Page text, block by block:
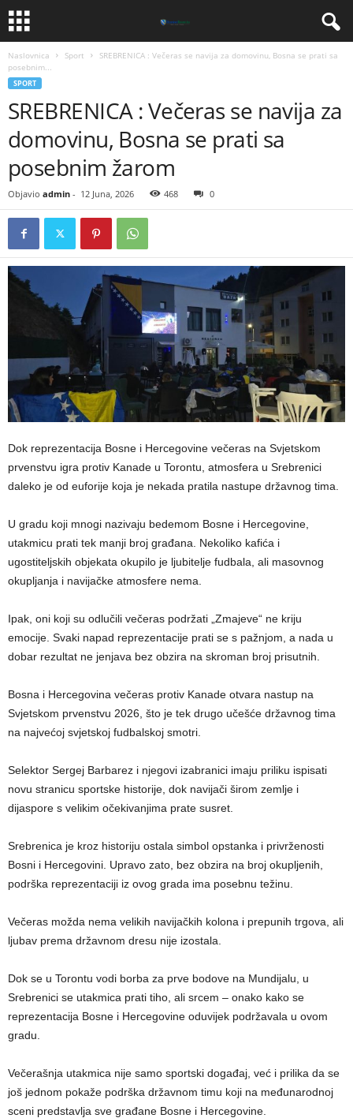
Naslovnica Sport
SREBRENICA : Večeras se navija za domovinu, Bosna se prati sa
posebnim...
SPORT
SREBRENICA : Večeras se navija za
domovinu, Bosna se prati sa
posebnim žarom
Objavio admin - 12 Juna, 2026 468 0
Dok reprezentacija Bosne i Hercegovine večeras na Svjetskom
prvenstvu igra protiv Kanade u Torontu, atmosfera u Srebrenici
daleko je od euforije koja je nekada pratila nastupe državnog tima.
U gradu koji mnogi nazivaju bedemom Bosne i Hercegovine,
utakmicu prati tek manji broj građana. Nekoliko kafića i
ugostiteljskih objekata okupilo je ljubitelje fudbala, ali masovnog
okupljanja i navijačke atmosfere nema.
Ipak, oni koji su odlučili večeras podržati „Zmajeve“ ne kriju
emocije. Svaki napad reprezentacije prati se s pažnjom, a nada u
dobar rezultat ne jenjava bez obzira na skroman broj prisutnih.
Bosna i Hercegovina večeras protiv Kanade otvara nastup na
Svjetskom prvenstvu 2026, što je tek drugo učešće državnog tima
na najvećoj svjetskoj fudbalskoj smotri.
Selektor Sergej Barbarez i njegovi izabranici imaju priliku ispisati
novu stranicu sportske historije, dok navijači širom zemlje i
dijaspore s velikim očekivanjima prate susret.
Srebrenica je kroz historiju ostala simbol opstanka i privrženosti
Bosni i Hercegovini. Upravo zato, bez obzira na broj okupljenih,
podrška reprezentaciji iz ovog grada ima posebnu težinu.
Večeras možda nema velikih navijačkih kolona i prepunih trgova, ali
ljubav prema državnom dresu nije izostala.
Dok se u Torontu vodi borba za prve bodove na Mundijalu, u
Srebrenici se utakmica prati tiho, ali srcem – onako kako se
reprezentacija Bosne i Hercegovine oduvijek podržavala u ovom
gradu.
Večerašnja utakmica nije samo sportski događaj, već i prilika da se
još jednom pokaže podrška državnom timu koji na međunarodnoj
sceni predstavlja sve građane Bosne i Hercegovine.